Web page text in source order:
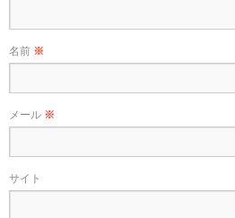
名前 ※
メール ※
サイト